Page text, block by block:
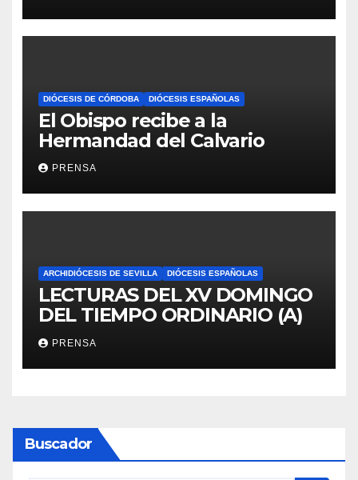
DIÓCESIS DE CÓRDOBA DIÓCESIS ESPAÑOLAS
El Obispo recibe a la
Hermandad del Calvario
PRENSA
ARCHIDIÓCESIS DE SEVILLA DIÓCESIS ESPAÑOLAS
LECTURAS DEL XV DOMINGO
DEL TIEMPO ORDINARIO (A)
PRENSA
Buscador